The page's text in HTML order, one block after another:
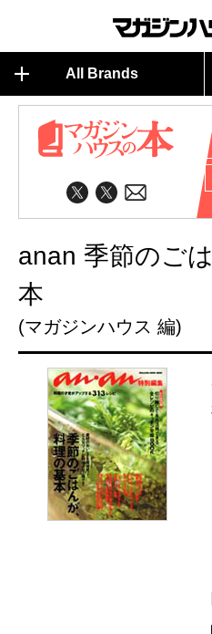
All Brands
anan 季節のご
本
(マガジンハウス 編)